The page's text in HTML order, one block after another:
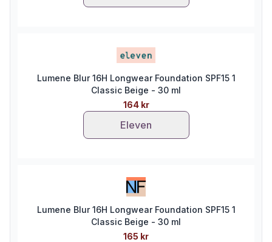
Lumene Blur 16H Longwear Foundation SPF15 1
Classic Beige - 30 ml
164 kr
Eleven
Lumene Blur 16H Longwear Foundation SPF15 1
Classic Beige - 30 ml
165 kr